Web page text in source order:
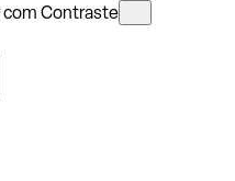
com Contraste